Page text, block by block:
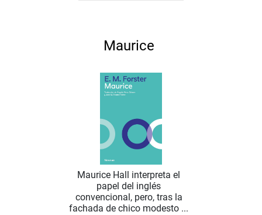
Maurice
Maurice Hall interpreta el
papel del inglés
convencional, pero, tras la
fachada de chico modesto ...